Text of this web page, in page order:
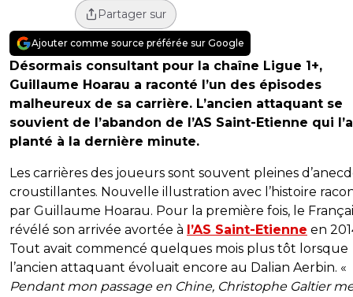
Partager sur
Ajouter comme source préférée sur Google
Désormais consultant pour la chaîne Ligue 1+,
Guillaume Hoarau a raconté l’un des épisodes
malheureux de sa carrière. L’ancien attaquant se
souvient de l’abandon de l’AS Saint-Etienne qui
planté à la dernière minute.
Les carrières des joueurs sont souvent pleines
croustillantes. Nouvelle illustration avec l’histoire
par Guillaume Hoarau. Pour la première fois, le
révélé son arrivée avortée à l’AS Saint-Etienne en
Tout avait commencé quelques mois plus tôt lorsque
l’ancien attaquant évoluait encore au Dalian Aerbin. «
Pendant mon passage en Chine, Christophe Galtier